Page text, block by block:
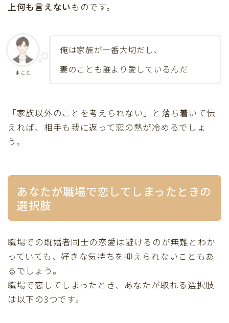
上何も言えないものです。
まこと
俺は家族が一番大切だし、
妻のことも誰より愛しているんだ
「家族以外のことを考えられない」と落ち着いて伝
えれば、相手も我に返って恋の熱が冷めるでしょ
う。
あなたが職場で恋してしまったときの
選択肢
職場での既婚者同士の恋愛は避けるのが無難とわか
っていても、好きな気持ちを抑えられないこともあ
るでしょう。
職場で恋してしまったとき、あなたが取れる選択肢
は以下の3つです。